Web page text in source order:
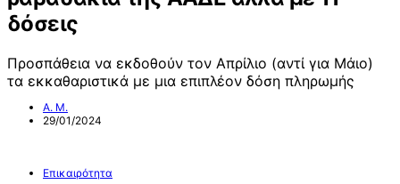
δόσεις
Προσπάθεια να εκδοθούν τον Απρίλιο (αντί για Μάιο)
τα εκκαθαριστικά με μια επιπλέον δόση πληρωμής
Α. Μ.
29/01/2024
Επικαιρότητα